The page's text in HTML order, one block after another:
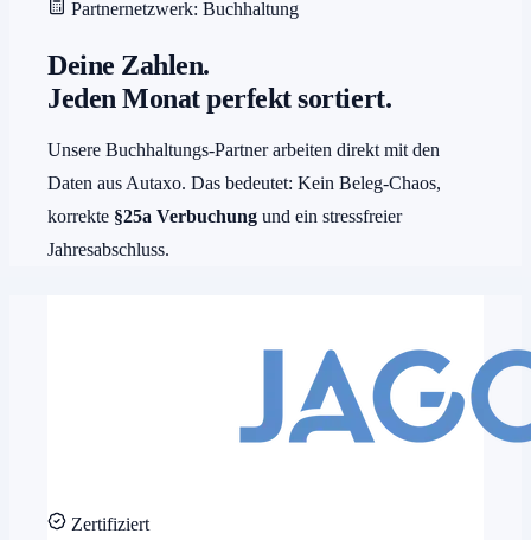
Partnernetzwerk: Buchhaltung
Deine Zahlen.
Jeden Monat perfekt sortiert.
Unsere Buchhaltungs-Partner arbeiten direkt mit den
Daten aus Autaxo. Das bedeutet: Kein Beleg-Chaos,
korrekte §25a Verbuchung und ein stressfreier
Jahresabschluss.
Zertifiziert